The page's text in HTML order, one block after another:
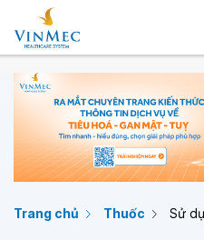
Trang chủ Thuốc Sử